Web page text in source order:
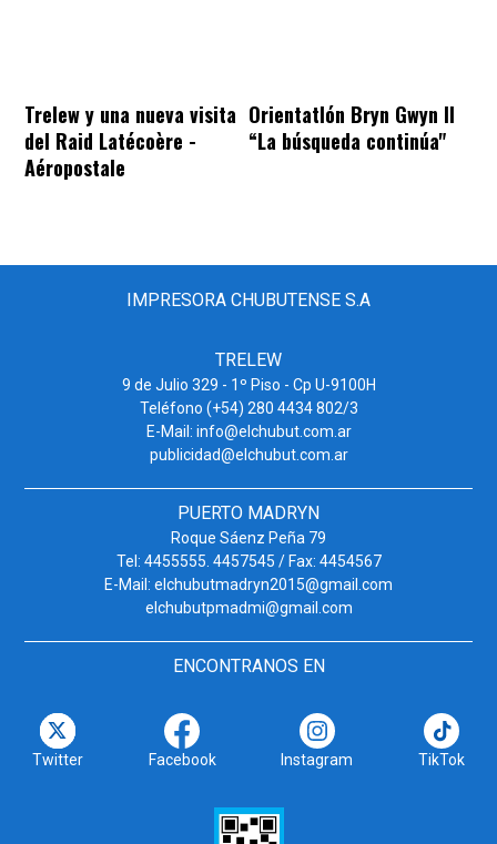
Trelew y una nueva visita
del Raid Latécoère -
Aéropostale
Orientatlón Bryn Gwyn II
“La búsqueda continúa"
IMPRESORA CHUBUTENSE S.A
TRELEW
9 de Julio 329 - 1º Piso - Cp U-9100H
Teléfono (+54) 280 4434 802/3
E-Mail: info@elchubut.com.ar
publicidad@elchubut.com.ar
PUERTO MADRYN
Roque Sáenz Peña 79
Tel: 4455555. 4457545 / Fax: 4454567
E-Mail: elchubutmadryn2015@gmail.com
elchubutpmadmi@gmail.com
ENCONTRANOS EN
Twitter Facebook Instagram TikTok